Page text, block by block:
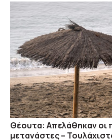
Θέουτα: Απελάθηκαν οι
μετανάστες –